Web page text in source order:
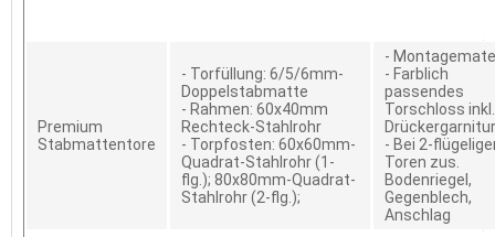
Premium
Stabmattentore
- Torfüllung: 6/5/6mm-
Doppelstabmatte
- Rahmen: 60x40mm
Rechteck-Stahlrohr
- Torpfosten: 60x60mm-
Quadrat-Stahlrohr (1-
flg.); 80x80mm-Quadrat-
Stahlrohr (2-flg.);
-
- Farblich
passendes
Torschloss inkl.
Drückergarnitur
- Bei 2-
Toren zus.
Bodenriegel,
Gegenblech,
Anschlag